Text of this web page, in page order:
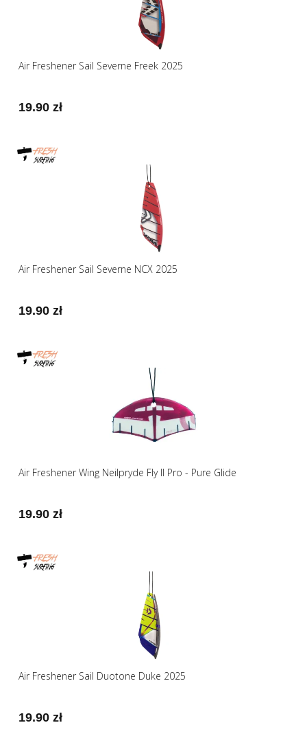
Air Freshener Sail Severne Freek 2025
19.90 zł
Air Freshener Sail Severne NCX 2025
19.90 zł
Air Freshener Wing Neilpryde Fly II Pro - Pure Glide
19.90 zł
Air Freshener Sail Duotone Duke 2025
19.90 zł